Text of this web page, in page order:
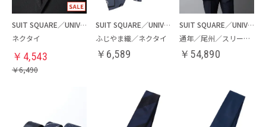
SUIT SQUARE／UNIVERSAL LANGUAGE
ネクタイ
￥ 4,543
￥6,490
SUIT SQUARE／UNIVERSAL LANGUAGE
ふじやま織／ネクタイ
￥ 6,589
SUIT SQUARE／UNIVERSAL LANGUAGE
通年／尾州／スリーピーススーツ
￥ 54,890